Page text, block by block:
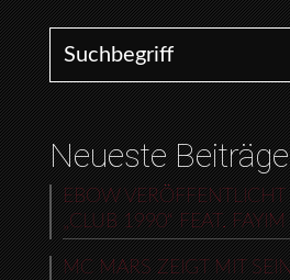
Search for:
Neueste Beiträge
EBOW
„CLUB 1990“ FEAT. FAYIM
MC MARS ZEIGT MIT